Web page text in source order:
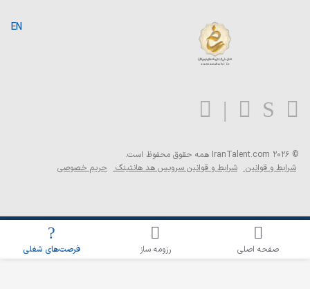
اطلاع‌رسانی شغلی را برای این جستجو فعال کنید
بلاگ
EN
© 2026 IranTalent.com
همه حقوق محفوظ است.
شرایط و قوانین شرایط و قوانین سرویس هد هانتینگ حریم خصوصی
صفحه اصلی رزومه ساز فرصت‌های شغلی